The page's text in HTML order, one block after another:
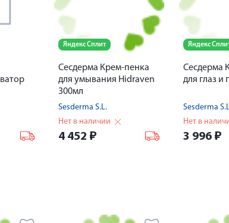
Яндекс Сплит
Сесдерма Крем-пенка
для умывания Hidraven
300мл
Sesderma S.L.
Нет в наличии
4 452 ₽
Яндекс
Сесдерма
для глаз и
Sesderma
Нет в
3 996 ₽